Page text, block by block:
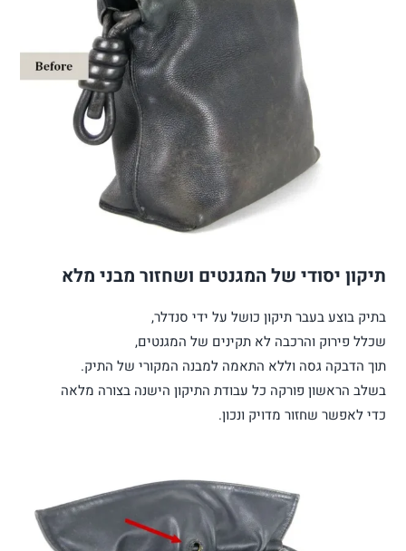
תיקון יסודי של המגנטים ושחזור מבני מלא
בתיק בוצע בעבר תיקון כושל על ידי סנדלר,
שכלל פירוק והרכבה לא תקינים של המגנטים,
תוך הדבקה גסה וללא התאמה למבנה המקורי של התיק.
בשלב הראשון פורקה כל עבודת התיקון הישנה בצורה מלאה
כדי לאפשר שחזור מדויק ונכון.